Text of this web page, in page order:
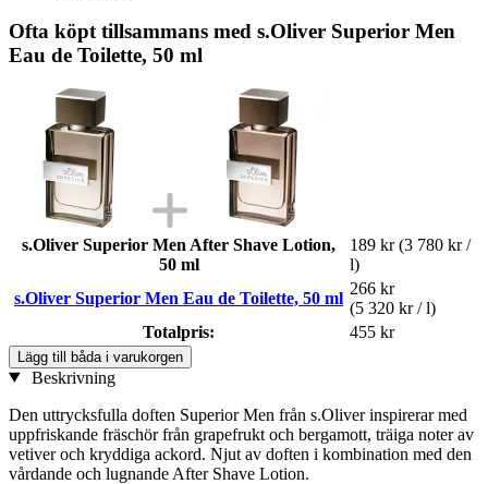
Ofta köpt tillsammans med s.Oliver Superior Men
Eau de Toilette, 50 ml
s.Oliver Superior Men After Shave Lotion,
50 ml
189 kr (3 780 kr /
l)
s.Oliver Superior Men Eau de Toilette, 50 ml
266 kr
(5 320 kr / l)
Totalpris:
455 kr
Lägg till båda i varukorgen
Beskrivning
Den uttrycksfulla doften Superior Men från s.Oliver inspirerar med
uppfriskande fräschör från grapefrukt och bergamott, träiga noter av
vetiver och kryddiga ackord. Njut av doften i kombination med den
vårdande och lugnande After Shave Lotion.